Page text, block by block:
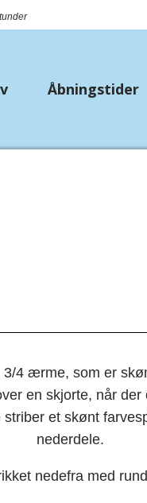
Åbningstider
4 ærme, som er
en skjorte, når der
et skønt
nederdele.
nedefra med